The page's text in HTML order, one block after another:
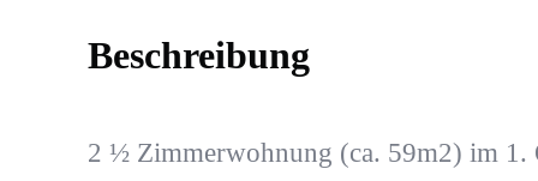
Beschreibung
2 ½ Zimmerwohnung (ca. 59m2) im 1.